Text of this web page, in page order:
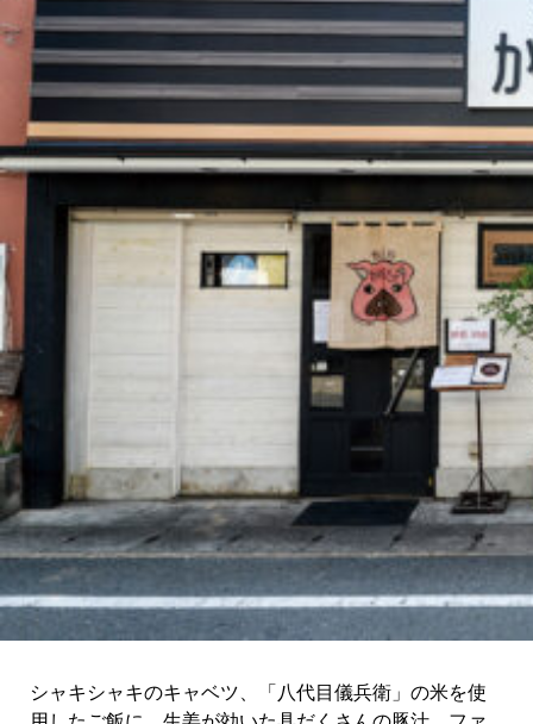
シャキシャキのキャベツ、「八代目儀兵衛」の米を使